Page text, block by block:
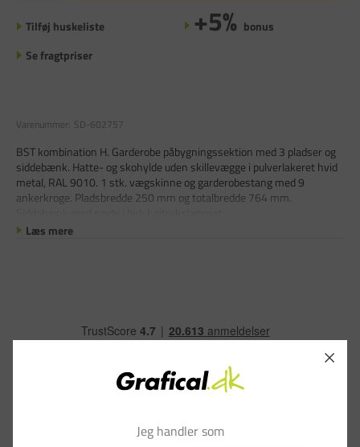
Tilføj huskeliste +5% bonus
Se fragtpriser
Varenummer: SD-602757
BST kombination H. Garderobe påbygningssektion med 3 pladser og
siddebænk. Hatte- og skohylde uden skillevægge i pulverlakeret hvid
metal, RAL 9010. 1 stk. vægskinne og garderobestang med 9
ankerkroge. Pladsbredde 250 mm og totalbredde 764 mm.
Læs mere
Jeg handler som